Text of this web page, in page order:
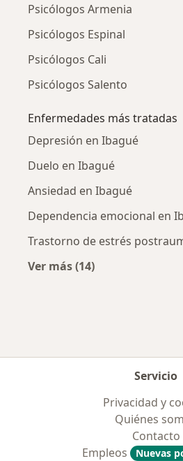
Psicólogos Armenia
Psicólogos Espinal
Psicólogos Cali
Psicólogos Salento
Enfermedades más tratadas
Depresión en Ibagué
Duelo en Ibagué
Ansiedad en Ibagué
Dependencia emocional en
Trastorno de estrés
Ver más (14)
Servicio
Privacidad y
Quiénes
Contacto
Empleos
Nuevas